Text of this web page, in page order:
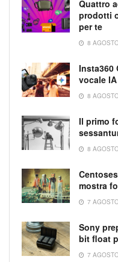
Quattro
prodotti
per te
8
Insta360
vocale
8
Il primo
8
mostra
7
Sony
bit float
7